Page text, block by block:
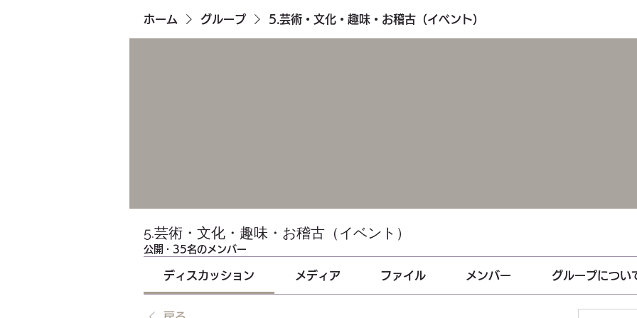
ホーム グループ 5.芸術・文化・趣味・お稽古（イベント）
5.芸術・文化・趣味・お稽古（イベント）
公開 · 35名のメンバー
ディスカッション メディア ファイル メンバー グループについ